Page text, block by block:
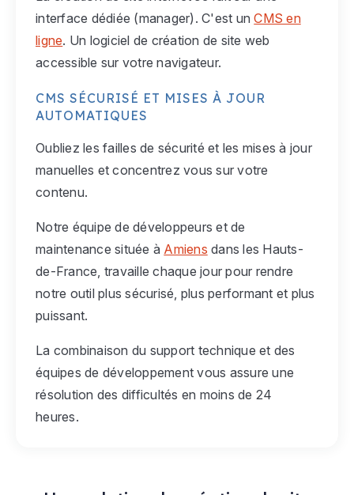
interface dédiée (manager). C'est unCMS en
ligne. Un logiciel de création de site web
accessible sur votre navigateur.
CMS SÉCURISÉ ET MISES À JOUR
AUTOMATIQUES
Oubliez les failles de sécurité et les mises à jour
manuelles et concentrez vous sur votre
contenu.
Notre équipe de développeurs et de
maintenance située à Amiens dans les Hauts-
de-France, travaille chaque jour pour rendre
notre outil plus sécurisé, plus performant et plus
puissant.
La combinaison du support technique et des
équipes de développement vous assure une
résolution des difficultés en moins de 24
heures.